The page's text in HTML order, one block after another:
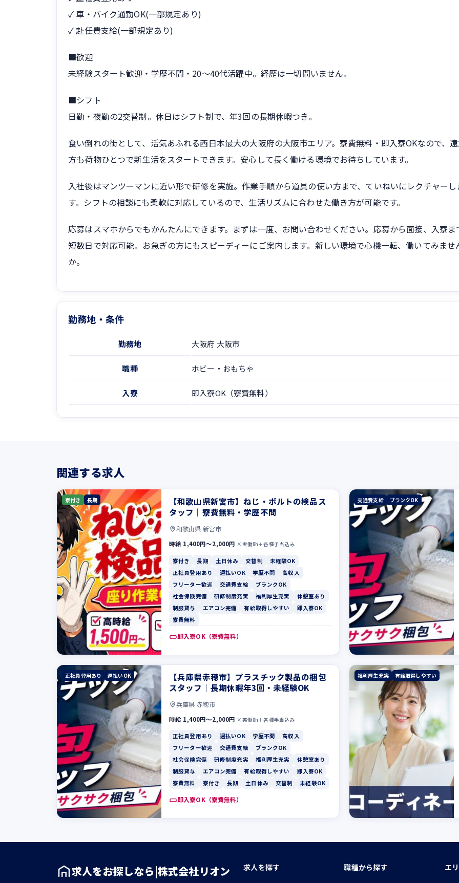
✓ 車・バイク通勤OK(一部規定あり)
✓ 赴任費支給(一部規定あり)
■歓迎
未経験スタート歓迎・学歴不問・20〜40代活躍中。経歴は一切問いません。
■シフト
日勤・夜勤の2交替制。休日はシフト制で、年3回の長期休暇つき。
食い倒れの街として、活気あふれる西日本最大の大阪府の大阪市エリア。寮費無料・即入寮OKなので、
方も荷物ひとつで新生活をスタートできます。安心して長く働ける環境でお待ちしています。
入社後はマンツーマンに近い形で研修を実施。作業手順から道具の使い方まで、ていねいにレクチャーし
す。シフトの相談にも柔軟に対応しているので、生活リズムに合わせた働き方が可能です。
応募はスマホからでもかんたんにできます。まずは一度、お問い合わせください。応募から面接、入寮ま
短数日で対応可能。お急ぎの方にもスピーディーにご案内します。新しい環境で心機一転、働いてみませ
か。
勤務地・条件
勤務地 大阪府 大阪市
職種 ホビー・おもちゃ
入寮 即入寮OK（寮費無料）
関連する求人
寮付き 長期
【和歌山県新宮市】ねじ・ボルトの検品ス
タッフ｜寮費無料・学歴不問
和歌山県 新宮市
時給 1,400円〜2,000円 ×実働8h＋各種手当込み
寮付き 長期 土日休み 交替制
未経験OK
正社員登用あり
週払いOK 学歴不問
高収入
フリーター歓迎
交通費支給
ブランクOK
社会保険完備
研修制度充実 福利厚生充実
休憩室あり
制服貸与
エアコン完備 有給取得しやすい
即入寮OK
寮費無料
即入寮OK（寮費無料）
交通費支給 ブランクOK
正社員登用あり 週払いOK
【兵庫県赤穂市】プラスチック製品の梱包
スタッフ｜長期休暇年3回・未経験OK
兵庫県 赤穂市
時給 1,400円〜2,000円 ×実働8h＋各種手当込み
正社員登用あり 週払いOK 学歴不問
高収入
フリーター歓迎
交通費支給
ブランクOK
社会保険完備
研修制度充実 福利厚生充実
休憩室あり
制服貸与
エアコン完備 有給取得しやすい
即入寮OK
寮費無料
寮付き 長期 土日休み 交替制 未経験OK
即入寮OK（寮費無料）
福利厚生充実 有給取得しやすい
求人をお探しなら|株式会社リオン 求人を探す 職種から探す エ